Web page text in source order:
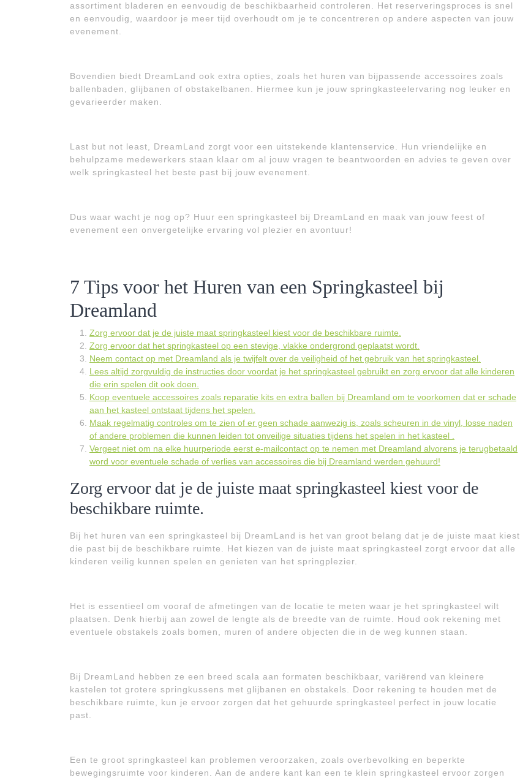
assortiment bladeren en eenvoudig de beschikbaarheid controleren. Het reserveringsproces is snel
en eenvoudig, waardoor je meer tijd overhoudt om je te concentreren op andere aspecten van jouw
evenement.
Bovendien biedt DreamLand ook extra opties, zoals het huren van bijpassende accessoires zoals
ballenbaden, glijbanen of obstakelbanen. Hiermee kun je jouw springkasteelervaring nog leuker en
gevarieerder maken.
Last but not least, DreamLand zorgt voor een uitstekende klantenservice. Hun vriendelijke en
behulpzame medewerkers staan klaar om al jouw vragen te beantwoorden en advies te geven over
welk springkasteel het beste past bij jouw evenement.
Dus waar wacht je nog op? Huur een springkasteel bij DreamLand en maak van jouw feest of
evenement een onvergetelijke ervaring vol plezier en avontuur!
7 Tips voor het Huren van een Springkasteel bij
Dreamland
Zorg ervoor dat je de juiste maat springkasteel kiest voor de beschikbare ruimte.
Zorg ervoor dat het springkasteel op een stevige, vlakke ondergrond geplaatst wordt.
Neem contact op met Dreamland als je twijfelt over de veiligheid of het gebruik van het springkasteel.
Lees altijd zorgvuldig de instructies door voordat je het springkasteel gebruikt en zorg ervoor dat alle kinderen
die erin spelen dit ook doen.
Koop eventuele accessoires zoals reparatie kits en extra ballen bij Dreamland om te voorkomen dat er schade
aan het kasteel ontstaat tijdens het spelen.
Maak regelmatig controles om te zien of er geen schade aanwezig is, zoals scheuren in de vinyl, losse naden
of andere problemen die kunnen leiden tot onveilige situaties tijdens het spelen in het kasteel .
Vergeet niet om na elke huurperiode eerst e-mailcontact op te nemen met Dreamland alvorens je terugbetaald
word voor eventuele schade of verlies van accessoires die bij Dreamland werden gehuurd!
Zorg ervoor dat je de juiste maat springkasteel kiest voor de
beschikbare ruimte.
Bij het huren van een springkasteel bij DreamLand is het van groot belang dat je de juiste maat kiest
die past bij de beschikbare ruimte. Het kiezen van de juiste maat springkasteel zorgt ervoor dat alle
kinderen veilig kunnen spelen en genieten van het springplezier.
Het is essentieel om vooraf de afmetingen van de locatie te meten waar je het springkasteel wilt
plaatsen. Denk hierbij aan zowel de lengte als de breedte van de ruimte. Houd ook rekening met
eventuele obstakels zoals bomen, muren of andere objecten die in de weg kunnen staan.
Bij DreamLand hebben ze een breed scala aan formaten beschikbaar, variërend van kleinere
kastelen tot grotere springkussens met glijbanen en obstakels. Door rekening te houden met de
beschikbare ruimte, kun je ervoor zorgen dat het gehuurde springkasteel perfect in jouw locatie
past.
Een te groot springkasteel kan problemen veroorzaken, zoals overbevolking en beperkte
bewegingsruimte voor kinderen. Aan de andere kant kan een te klein springkasteel ervoor zorgen